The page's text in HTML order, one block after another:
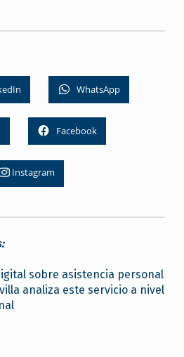
WhatsApp
Facebook
Instagram
sobre asistencia personal
analiza este servicio a nivel